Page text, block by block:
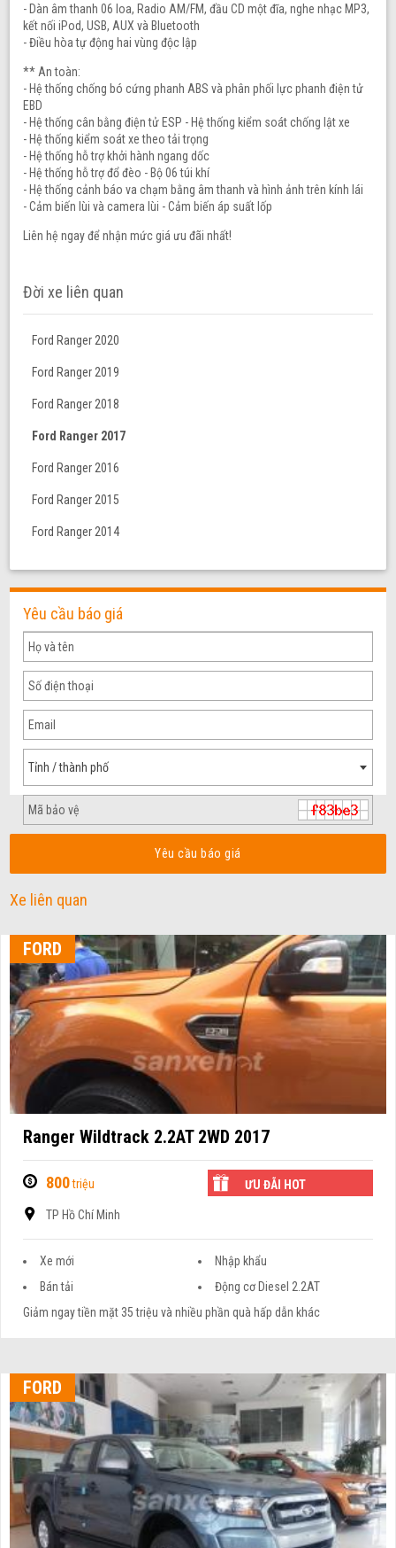
- Dàn âm thanh 06 loa, Radio AM/FM, đầu CD một đĩa, nghe nhạc MP3,
kết nối iPod, USB, AUX và Bluetooth
- Điều hòa tự động hai vùng độc lập
** An toàn:
- Hệ thống chống bó cứng phanh ABS và phân phối lực phanh điện tử
EBD
- Hệ thống cân bằng điện tử ESP - Hệ thống kiểm soát chống lật xe
- Hệ thống kiểm soát xe theo tải trọng
- Hệ thống hỗ trợ khởi hành ngang dốc
- Hệ thống hỗ trợ đổ đèo - Bộ 06 túi khí
- Hệ thống cảnh báo va chạm bằng âm thanh và hình ảnh trên kính lái
- Cảm biến lùi và camera lùi - Cảm biến áp suất lốp
Liên hệ ngay để nhận mức giá ưu đãi nhất!
Đời xe liên quan
Ford Ranger 2020
Ford Ranger 2019
Ford Ranger 2018
Ford Ranger 2017
Ford Ranger 2016
Ford Ranger 2015
Ford Ranger 2014
Yêu cầu báo giá
Tỉnh / thành phố
Yêu cầu báo giá
Xe liên quan
FORD
Ranger Wildtrack 2.2AT 2WD 2017
800triệu ƯU ĐÃI HOT
TP Hồ Chí Minh
Xe mới
Nhập khẩu
Bán tải
Động cơ Diesel 2.2AT
Giảm ngay tiền mặt 35 triệu và nhiều phần quà hấp dẫn khác
FORD